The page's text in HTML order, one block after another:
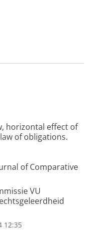
horizontal effect of
of obligations.
of Comparative
VU
12:35